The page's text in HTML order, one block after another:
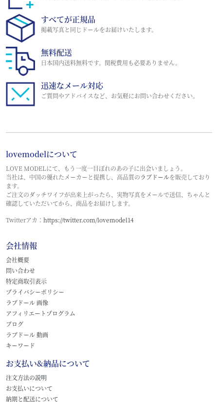
すべてが正規品
掲載写真と同じドールをお届けいたします。
無料配送
日本国内送料無料です。関税費用も必要ありません。
迅速なメール対応
ご質問やアドバイスなど、お気軽にお問い合わせください。
lovemodelについて
LOVE MODELにて、もう一度一目ぼれのあの子に出会いましょう。
当社は、中国の優れたメーカーと提携し、高品質のラブドールを販売しており
ます。
ご注文のダッチワイフが出来上がったら、実物写真をメールで送信、ちゃんと
確認していただいてから、商品をお届けします。
Twitterアカ： https://twitter.com/lovemodel14
会社情報
会社概要
問い合わせ
特定商取引表示
プライバシーポリシー
ラブドール 画像
アフィリエートプログラム
ブログ
ラブドール 動画
キーワード
お支払い&納品について
注文方法の説明
お支払いについて
納期と配送について